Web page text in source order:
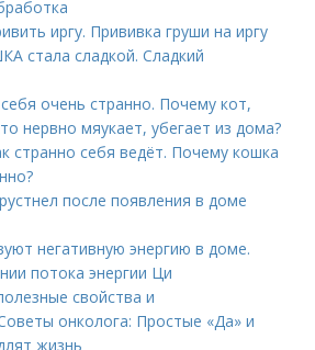
иргу. Прививка груши на иргу
стала сладкой. Сладкий
очень странно. Почему кот,
нервно мяукает, убегает из дома?
странно себя ведёт. Почему кошка
после появления в доме
негативную энергию в доме.
потока энергии Ци
свойства и
онколога: Простые «Да» и
жизнь